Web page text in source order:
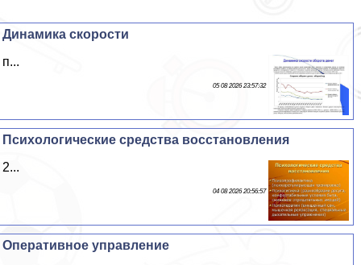
Динамика скорости
п...
05 08 2026 23:57:32
Психологические средства восстановления
2...
04 08 2026 20:56:57
Оперативное управление